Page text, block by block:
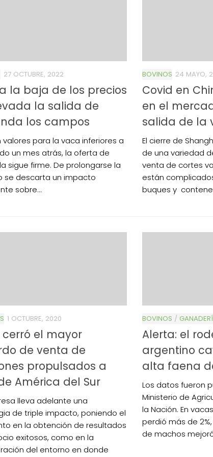
27 OCTUBRE, 2022
la baja de los precios
la salida de
los campos
valores para la vaca inferiores a
un mes atrás, la oferta de
sigue firme. De prolongarse la
se descarta un impacto
sobre...
BOVINOS 24 MAYO,
Covid en
en el
salida de la
El cierre de
de una variedad
venta de cortes
están
buques y
1 OCTUBRE, 2020
cerró el mayor
de venta de
propulsados a
América del Sur
lleva adelante una
de triple impacto, poniendo el
en la obtención de resultados
exitosos, como en la
del entorno en donde
BOVINOS /
Alerta: el
argentino
alta faena
Los datos fueron
Ministerio de
la Nación. En
perdió más de
de machos